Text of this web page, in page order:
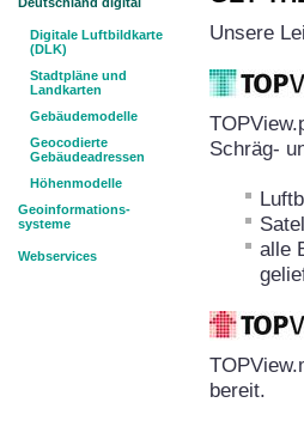
Digitale Luftbildkarte
(DLK)
Stadtpläne und
Landkarten
Gebäudemodelle
Geocodierte
Gebäudeadressen
Höhenmodelle
Geoinformations-
systeme
Webservices
Unsere
Schräg-
alle
bereit.